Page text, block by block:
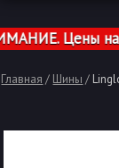
Цены на
Главная / Шины /